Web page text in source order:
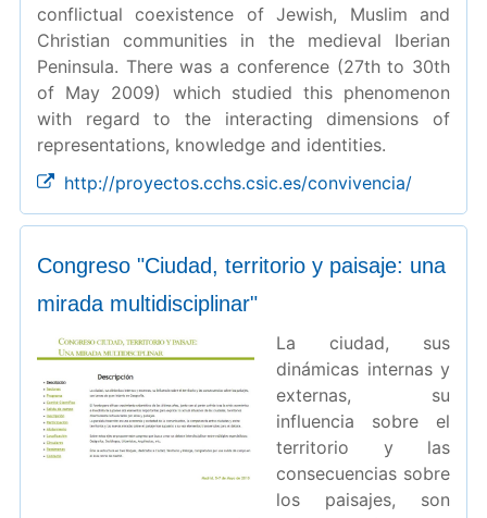
conflictual coexistence of Jewish, Muslim and
Christian communities in the medieval Iberian
Peninsula. There was a conference (27th to 30th
of May 2009) which studied this phenomenon
with regard to the interacting dimensions of
representations, knowledge and identities.
http://proyectos.cchs.csic.es/convivencia/
Congreso "Ciudad, territorio y paisaje: una
mirada multidisciplinar"
La ciudad, sus
dinámicas internas y
externas, su
influencia sobre el
territorio y las
consecuencias sobre
los paisajes, son